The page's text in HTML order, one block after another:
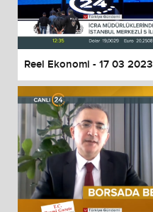
Reel Ekonomi - 17 03 2023